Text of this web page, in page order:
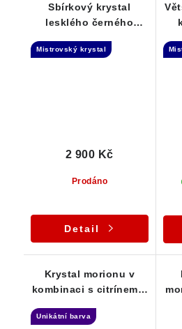
Sbírkový krystal
lesklého černého
chrám
Mistrovský krystal
Prodáno
2 900 Kč
Detail
Krystal morionu v
kombinaci s citrínem a
Unikátní barva